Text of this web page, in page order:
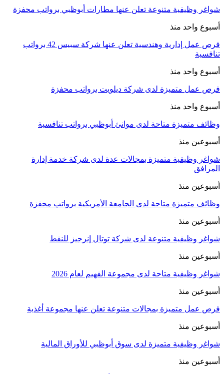
شواغر وظيفية متنوعة تعلن عنها مطارات أبوظبي برواتب محفزة
أسبوع واحد منذ
فرص عمل إدارية وهندسية تعلن عنها شركة سبيس 42 برواتب
تنافسية
أسبوع واحد منذ
فرص عمل متميزة لدى شركة ديلويت برواتب محفزة
أسبوع واحد منذ
وظائف متميزة متاحة لدى موانئ أبوظبي برواتب تنافسية
أسبوعين منذ
شواغر وظيفية متميزة بمجالات عدة لدى شركة خدمة إدارة
المرافق
أسبوعين منذ
وظائف متميزة متاحة لدى الجامعة الأمريكية برواتب محفزة
أسبوعين منذ
شواغر وظيفية متنوعة لدى شركة توتال إنرجيز للنفط
أسبوعين منذ
شواغر وظيفية متاحة لدى مجموعة الفهيم لعام 2026
أسبوعين منذ
فرص عمل متميزة بمجالات متنوعة تعلن عنها مجموعة أغذية
أسبوعين منذ
شواغر وظيفية متميزة لدى سوق أبوظبي للأوراق المالية
أسبوعين منذ